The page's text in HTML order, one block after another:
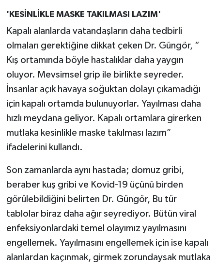
'KESİNLİKLE MASKE TAKILMASI LAZIM'
Kapalı alanlarda vatandaşların daha tedbirli
olmaları gerektiğine dikkat çeken Dr. Güngör, “
Kış ortamında böyle hastalıklar daha yaygın
oluyor. Mevsimsel grip ile birlikte seyreder.
İnsanlar açık havaya soğuktan dolayı çıkamadığı
için kapalı ortamda bulunuyorlar. Yayılması daha
hızlı meydana geliyor. Kapalı ortamlara girerken
mutlaka kesinlikle maske takılması lazım”
ifadelerini kullandı.
Son zamanlarda aynı hastada; domuz gribi,
beraber kuş gribi ve Kovid-19 üçünü birden
görülebildiğini belirten Dr. Güngör, Bu tür
tablolar biraz daha ağır seyrediyor. Bütün viral
enfeksiyonlardaki temel olayımız yayılmasını
engellemek. Yayılmasını engellemek için ise kapalı
alanlardan kaçınmak, girmek zorundaysak mutlaka